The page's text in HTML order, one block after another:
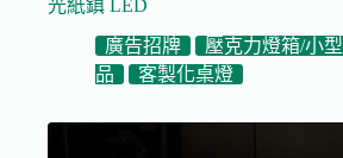
光紙鎮 LED
廣告招牌
壓克力燈箱/小型
品
客製化桌燈